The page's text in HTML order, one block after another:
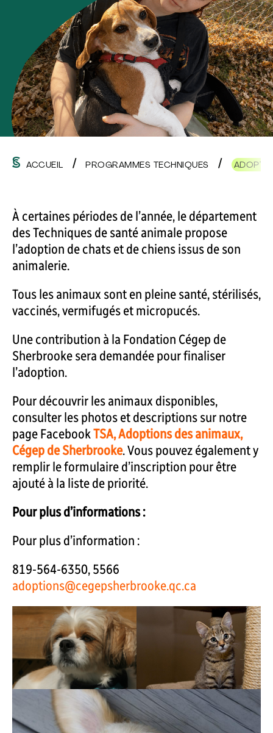
ACCUEIL PROGRAMMES TECHNIQUES
À certaines périodes de l’année, le département
des Techniques de santé animale propose
l’adoption de chats et de chiens issus de son
animalerie.
Tous les animaux sont en pleine santé, stérilisés,
vaccinés, vermifugés et micropucés.
Une contribution à la Fondation Cégep de
Sherbrooke sera demandée pour finaliser
l’adoption.
Pour découvrir les animaux disponibles,
consulter les photos et descriptions sur notre
page FacebookTSA, Adoptions des animaux,
Cégep de Sherbrooke. Vous pouvez également y
remplir le formulaire d’inscription pour être
ajouté à la liste de priorité.
Pour plus d’informations :
Pour plus d’information :
819-564-6350, 5566
adoptions@cegepsherbrooke.qc.ca